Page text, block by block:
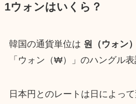
1ウォンはいくら？
韓国の通貨単位は 원（ウォン）
「ウォン（₩）」のハングル表
日本円とのレートは日によって